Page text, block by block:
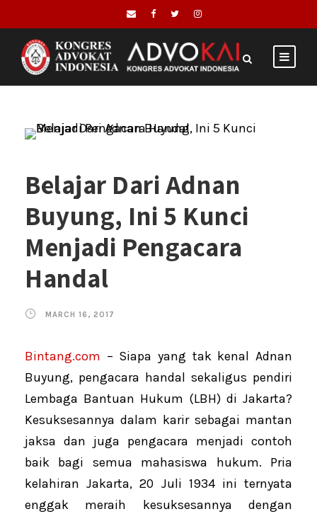
Belajar Dari Adnan
Buyung, Ini 5 Kunci
Menjadi Pengacara
Handal
MARCH 16, 2017
Bintang.com – Siapa yang tak kenal Adnan
Buyung, pengacara handal sekaligus pendiri
Lembaga Bantuan Hukum (LBH) di Jakarta?
Kesuksesannya dalam karir sebagai mantan
jaksa dan juga pengacara menjadi contoh
baik bagi semua mahasiswa hukum. Pria
kelahiran Jakarta, 20 Juli 1934 ini ternyata
enggak meraih kesuksesannya dengan